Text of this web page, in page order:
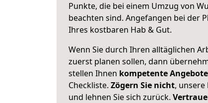
Punkte, die bei einem Umzug von
beachten sind. Angefangen bei der
Ihres kostbaren Hab & Gut.
Wenn Sie durch Ihren alltäglichen
zuerst planen sollen, dann
stellen Ihnen kompetente Angebote
Checkliste. Zögern Sie nicht, unsere
und lehnen Sie sich zurück.